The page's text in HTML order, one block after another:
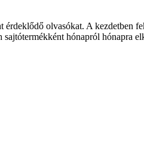
olvasókat. A kezdetben
hónapról hónapra